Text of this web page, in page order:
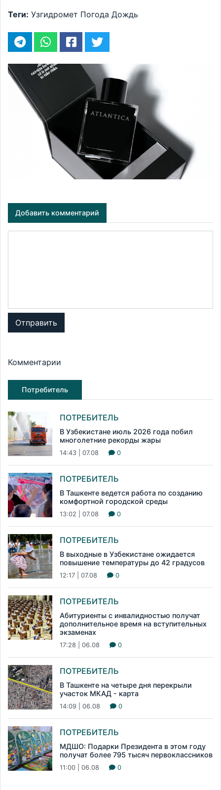
Теги: Узгидромет Погода Дождь
Добавить комментарий
Отправить
Комментарии
Потребитель
ПОТРЕБИТЕЛЬ
В Узбекистане июль 2026 года побил
многолетние рекорды жары
14:43 | 07.08 0
ПОТРЕБИТЕЛЬ
В Ташкенте ведется работа по созданию
комфортной городской среды
13:02 | 07.08 0
ПОТРЕБИТЕЛЬ
В выходные в Узбекистане ожидается
повышение температуры до 42 градусов
12:17 | 07.08 0
ПОТРЕБИТЕЛЬ
Абитуриенты с инвалидностью получат
дополнительное время на вступительных
экзаменах
17:28 | 06.08 0
ПОТРЕБИТЕЛЬ
В Ташкенте на четыре дня перекрыли
участок МКАД - карта
14:09 | 06.08 0
ПОТРЕБИТЕЛЬ
МДШО: Подарки Президента в этом году
получат более 795 тысяч первоклассников
11:00 | 06.08 0